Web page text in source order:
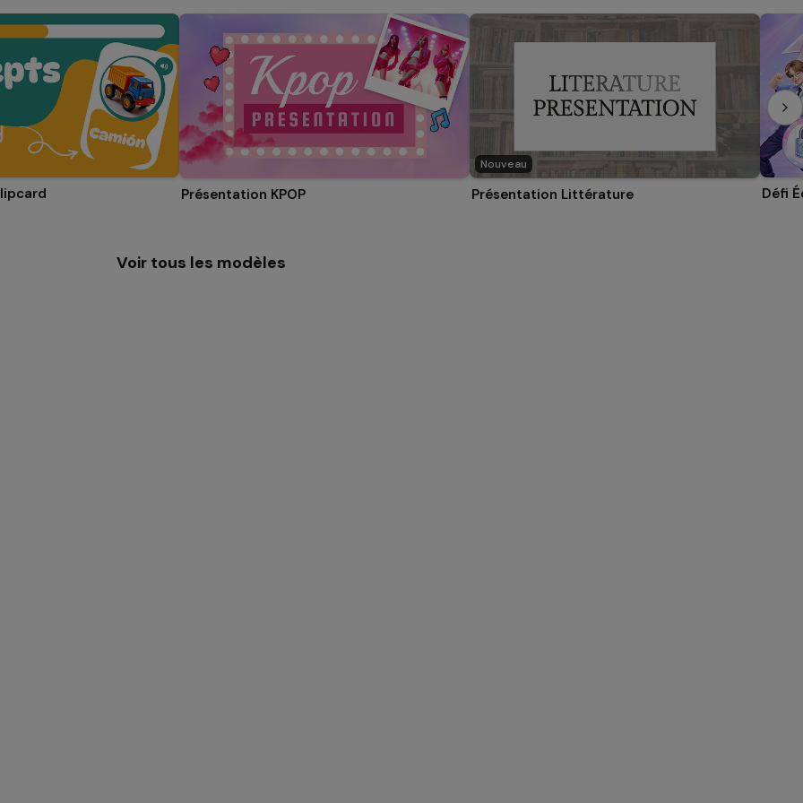
Présentation KPOP
Nouveau
Présentation Littérature Défi
Voir tous les modèles